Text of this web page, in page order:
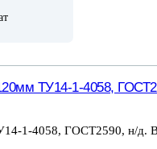
ТУ14-1-4058,
1-4058, ГОСТ2590, н/д. В